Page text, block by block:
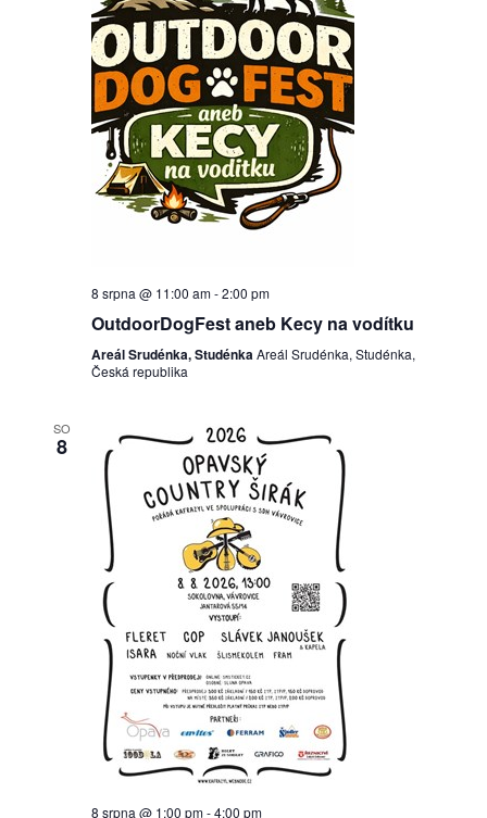
8 srpna @ 11:00 am-2:00 pm
OutdoorDogFest aneb Kecy na vodítku
Areál Srudénka, StudénkaAreál Srudénka, Studénka,
Česká republika
SO
8
8 srpna @ 1:00 pm-4:00 pm